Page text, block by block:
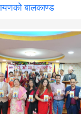
बालकाण्ड